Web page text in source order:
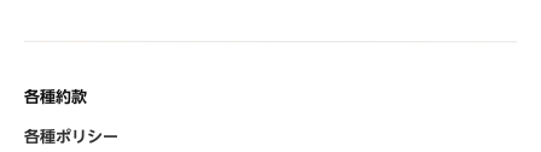
各種約款
各種ポリシー